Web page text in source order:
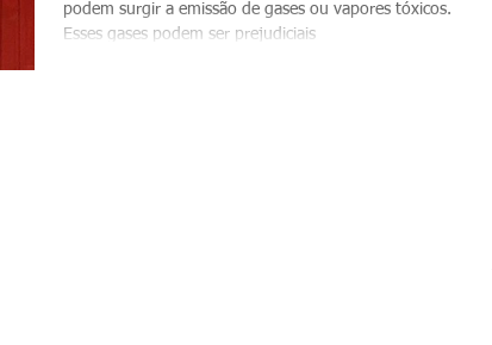
podem surgir a emissão de gases ou vapores tóxicos.
Esses gases podem ser prejudiciais